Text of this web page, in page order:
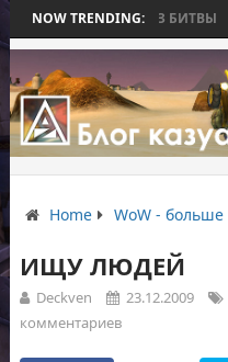
NOW TRENDING:
ЗАКОНЧИЛАСЬ БЕЗ БИТВЫ
Home WoW - больше
ИЩУ ЛЮДЕЙ
Deckven 23.12.2009
комментариев